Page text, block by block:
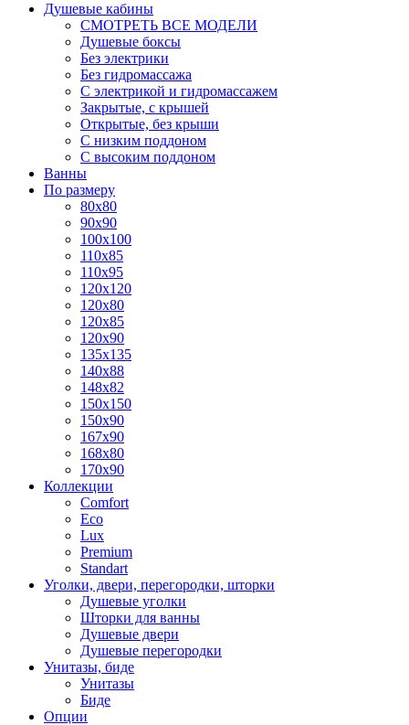
Душевые кабины
СМОТРЕТЬ ВСЕ МОДЕЛИ
Душевые боксы
Без электрики
Без гидромассажа
С электрикой и гидромассажем
Закрытые, с крышей
Открытые, без крыши
С низким поддоном
С высоким поддоном
Ванны
По размеру
80x80
90x90
100x100
110x85
110x95
120x120
120x80
120x85
120x90
135x135
140x88
148x82
150x150
150x90
167x90
168x80
170x90
Коллекции
Comfort
Eco
Lux
Premium
Standart
Уголки, двери, перегородки, шторки
Душевые уголки
Шторки для ванны
Душевые двери
Душевые перегородки
Унитазы, биде
Унитазы
Биде
Опции